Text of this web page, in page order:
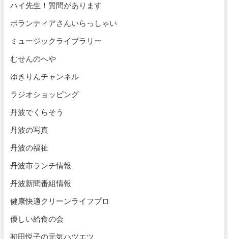
ハイ先生！質問があります
ボランティアさんいらっしゃい
ミュージックライブラリー
むせんのへや
ゆきりんチャンネル
ラジオショッピング
丹波でくらそう
丹波の写真
丹波の福祉
丹波市ランチ情報
丹波新聞番組情報
健康快適クリーンライフプロ
優しい給食の会
初田悦子の元気ハツエツ